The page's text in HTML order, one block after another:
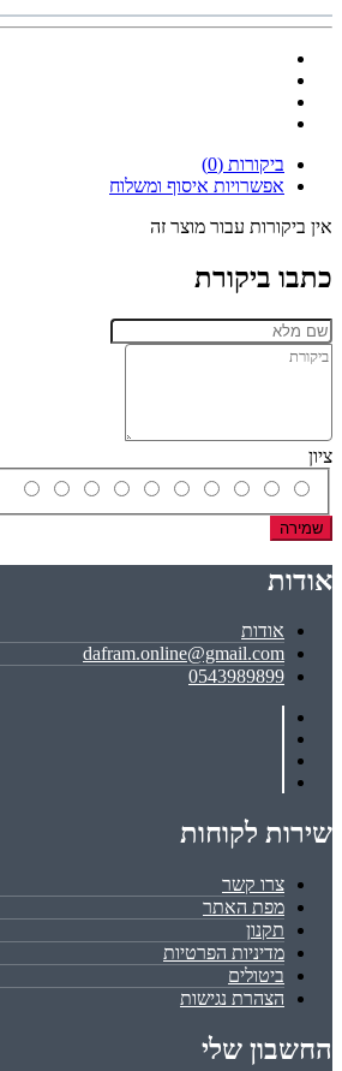
ביקורות (0)
אפשרויות איסוף ומשלוח
אין ביקורות עבור מוצר זה
כתבו ביקורת
ציון
שמירה
אודות
אודות
dafram.online@gmail.com
0543989899
שירות לקוחות
צרו קשר
מפת האתר
תקנון
מדיניות הפרטיות
ביטולים
הצהרת נגישות
החשבון שלי